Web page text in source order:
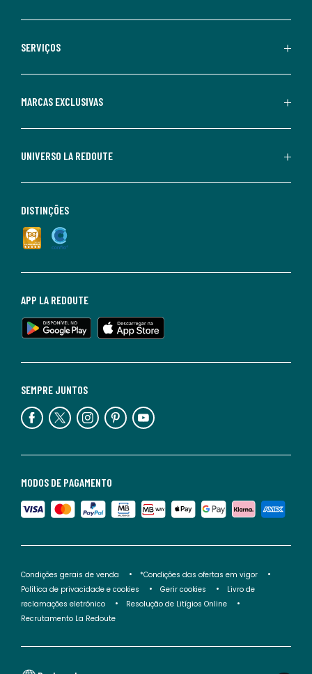
SERVIÇOS
MARCAS EXCLUSIVAS
UNIVERSO LA REDOUTE
MODOS DE PAGAMENTO
SEMPRE JUNTOS
APP LA REDOUTE
DISTINÇÕES
Condições gerais de venda
*Condições das ofertas em vigor
Política de privacidade e cookies
Gerir cookies
Livro de
reclamações eletrónico
Resolução de Litígios Online
Recrutamento La Redoute